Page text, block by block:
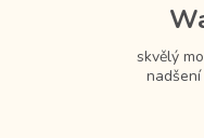
skvělý